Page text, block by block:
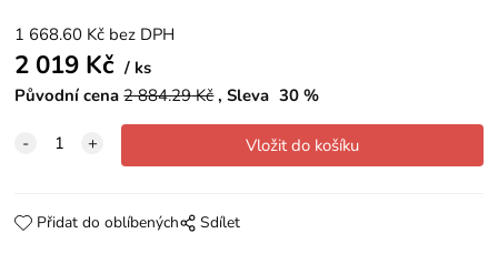
1 668.60 Kč bez DPH
2 019 Kč
ks
Původní cena 2 884.29Kč Sleva 30 %
Přidat do oblíbených Sdílet